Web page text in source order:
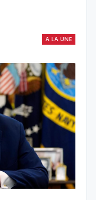
A LA UNE